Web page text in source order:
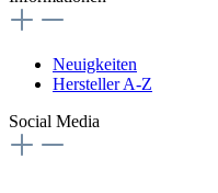
Neuigkeiten
Hersteller A-Z
Social Media